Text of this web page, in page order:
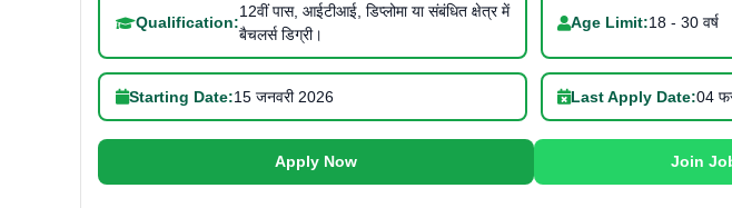
Qualification:
12वीं पास, आईटीआई, डिप्लोमा या संबंधित क्षेत्र में
बैचलर्स डिग्री।
Age Limit:18 - 30 वर्ष
Starting Date:15 जनवरी 2026 Last Apply Date:04
Apply Now Join